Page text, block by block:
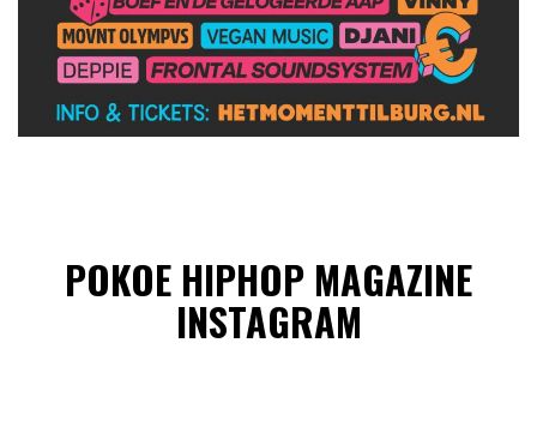
POKOE HIPHOP MAGAZINE
INSTAGRAM